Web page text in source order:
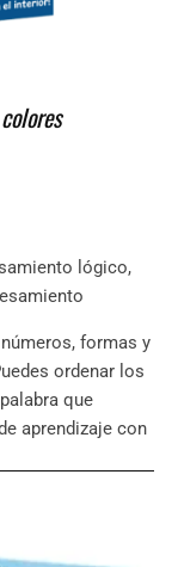
lógico,
formas y
ordenar los
que
aprendizaje con